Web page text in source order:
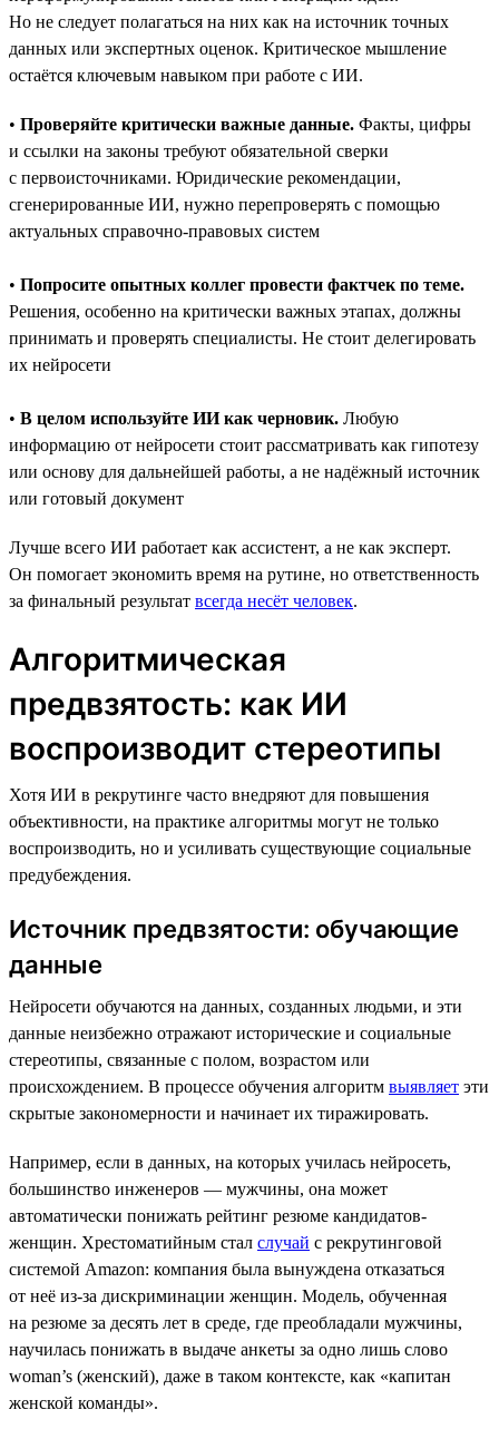
Но не следует полагаться на них как на источник точных
данных или экспертных оценок. Критическое мышление
остаётся ключевым навыком при работе с ИИ.
• Проверяйте критически важные данные. Факты, цифры
и ссылки на законы требуют обязательной сверки
с первоисточниками. Юридические рекомендации,
сгенерированные ИИ, нужно перепроверять с помощью
актуальных справочно-правовых систем
• Попросите опытных коллег провести фактчек по теме.
Решения, особенно на критически важных этапах, должны
принимать и проверять специалисты. Не стоит делегировать
их нейросети
• В целом используйте ИИ как черновик. Любую
информацию от нейросети стоит рассматривать как гипотезу
или основу для дальнейшей работы, а не надёжный источник
или готовый документ
Лучше всего ИИ работает как ассистент, а не как эксперт.
Он помогает экономить время на рутине, но ответственность
за финальный результат всегда несёт человек.
Алгоритмическая
предвзятость: как ИИ
воспроизводит стереотипы
Хотя ИИ в рекрутинге часто внедряют для повышения
объективности, на практике алгоритмы могут не только
воспроизводить, но и усиливать существующие социальные
предубеждения.
Источник предвзятости: обучающие
данные
Нейросети обучаются на данных, созданных людьми, и эти
данные неизбежно отражают исторические и социальные
стереотипы, связанные с полом, возрастом или
происхождением. В процессе обучения алгоритм выявляет эти
скрытые закономерности и начинает их тиражировать.
Например, если в данных, на которых училась нейросеть,
большинство инженеров — мужчины, она может
автоматически понижать рейтинг резюме кандидатов-
женщин. Хрестоматийным стал случай с рекрутинговой
системой Amazon: компания была вынуждена отказаться
от неё из-за дискриминации женщин. Модель, обученная
на резюме за десять лет в среде, где преобладали мужчины,
научилась понижать в выдаче анкеты за одно лишь слово
woman’s (женский), даже в таком контексте, как «капитан
женской команды».